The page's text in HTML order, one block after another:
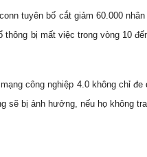
tuyên bố cắt giảm 60.000
thông bị mất việc trong vòng 10
công nghiệp 4.0 không chỉ
sẽ bị ảnh hưởng, nếu họ không